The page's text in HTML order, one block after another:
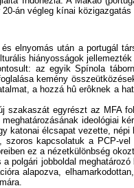
án végleg kínai közigazgatás
elnyomás után a portugál
hiányosságok
az egyik Spínola
kemény
a hozzá hû erôknek a
egyrészt az MFA
ideológiai
élcsapat vezette,
kapcsolatuk a PCP-
ez a nézetkülönbség
jobboldal
alapozva,